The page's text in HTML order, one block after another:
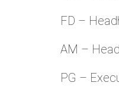
FD –
AM –
PG –